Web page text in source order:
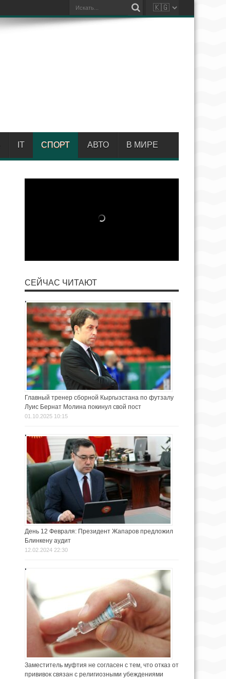
IT СПОРТ АВТО В МИРЕ
СЕЙЧАС ЧИТАЮТ
Главный тренер сборной Кыргызстана по футзалу
Луис Бернат Молина покинул свой пост
01.10.2025 10:15
День 12 Февраля: Президент Жапаров предложил
Блинкену аудит
12.02.2024 22:30
Заместитель муфтия не согласен с тем, что отказ от
прививок связан с религиозными убеждениями